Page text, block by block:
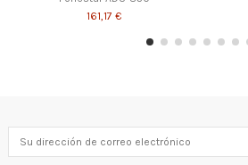
161,17 €